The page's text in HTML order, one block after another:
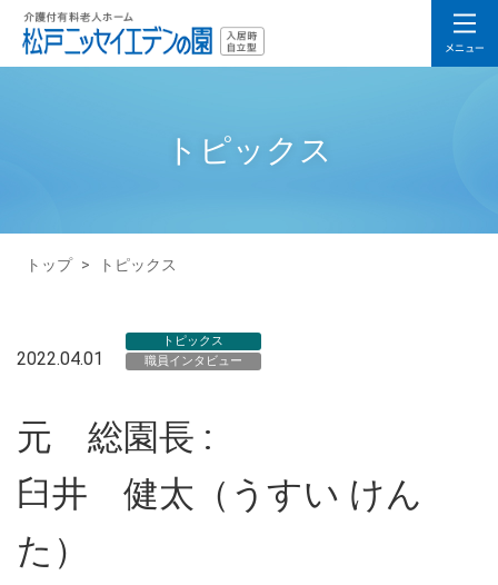
トピックス
トップ > トピックス
2022.04.01
トピックス
職員インタビュー
元 総園長 :
臼井 健太（うすい けん
た）